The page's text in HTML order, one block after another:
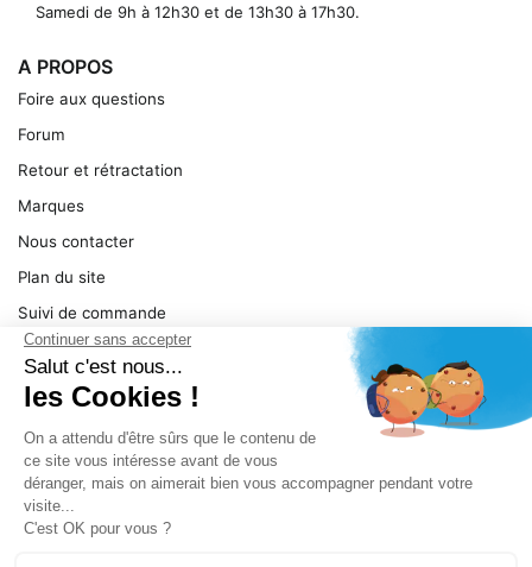
Samedi de 9h à 12h30 et de 13h30 à 17h30.
A PROPOS
Foire aux questions
Forum
Retour et rétractation
Marques
Nous contacter
Plan du site
Suivi de commande
Ma facture
Mentions légales
SERVICE
Pièces détachées
Catégories de produit